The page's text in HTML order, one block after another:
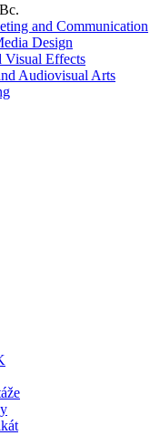
and Communication
Design
Visual Effects
Audiovisual Arts